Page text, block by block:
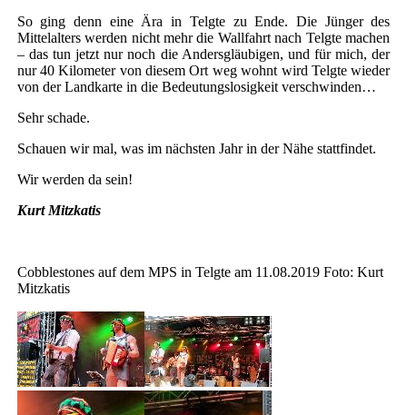
So ging denn eine Ära in Telgte zu Ende. Die Jünger des
Mittelalters werden nicht mehr die Wallfahrt nach Telgte machen
– das tun jetzt nur noch die Andersgläubigen, und für mich, der
nur 40 Kilometer von diesem Ort weg wohnt wird Telgte wieder
von der Landkarte in die Bedeutungslosigkeit verschwinden…
Sehr schade.
Schauen wir mal, was im nächsten Jahr in der Nähe stattfindet.
Wir werden da sein!
Kurt Mitzkatis
Cobblestones auf dem MPS in Telgte am 11.08.2019 Foto: Kurt
Mitzkatis